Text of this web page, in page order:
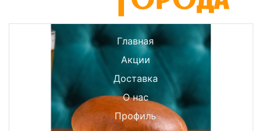
Главная
Акции
Доставка
О нас
Профиль